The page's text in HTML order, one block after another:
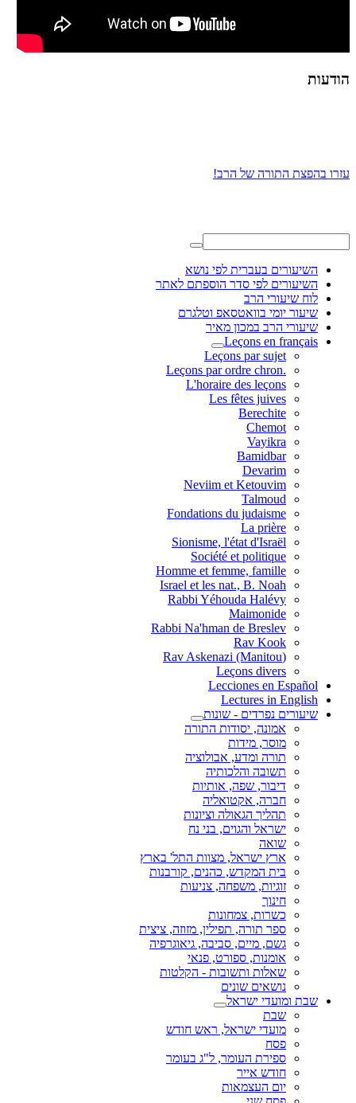
הודעות
עזרו בהפצת התורה של הרב!
השיעורים בעברית לפי נושא
השיעורים לפי סדר הוספתם לאתר
לוח שיעורי הרב
שיעור יומי בוואטסאפ וטלגרם
שיעורי הרב במכון מאיר
Leçons en français
Leçons par sujet
.Leçons par ordre chron
L'horaire des leçons
Les fêtes juives
Berechite
Chemot
Vayikra
Bamidbar
Devarim
Neviim et Ketouvim
Talmoud
Fondations du judaisme
La prière
Sionisme, l'état d'Israël
Société et politique
Homme et femme, famille
Israel et les nat., B. Noah
Rabbi Yéhouda Halévy
Maimonide
Rabbi Na'hman de Breslev
Rav Kook
(Rav Askenazi (Manitou
Leçons divers
Lecciones en Español
Lectures in English
שיעורים נפרדים - שונות
אמונה, יסודות התורה
מוסר, מידות
תורה ומדע, אבולוציה
תשובה והלכותיה
דיבור, שפה, אותיות
חברה, אקטואליה
תהליך הגאולה וציונות
ישראל והגוים, בני נח
שואה
ארץ ישראל, מצוות התל' בארץ
בית המקדש, כהנים, קורבנות
זוגיות, משפחה, צניעות
חינוך
כשרות, צמחונות
ספר תורה, תפילין, מזוזה, ציצית
גשם, מיים, סביבה, גיאוגרפיה
אומנות, ספורט, פנאי
שאלות ותשובות - הקלטות
נושאים שונים
שבת ומועדי ישראל
שבת
מועדי ישראל, ראש חודש
פסח
ספירת העומר, ל"ג בעומר
חודש אייר
יום העצמאות